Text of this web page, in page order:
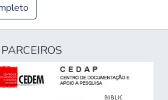
PARCEIROS